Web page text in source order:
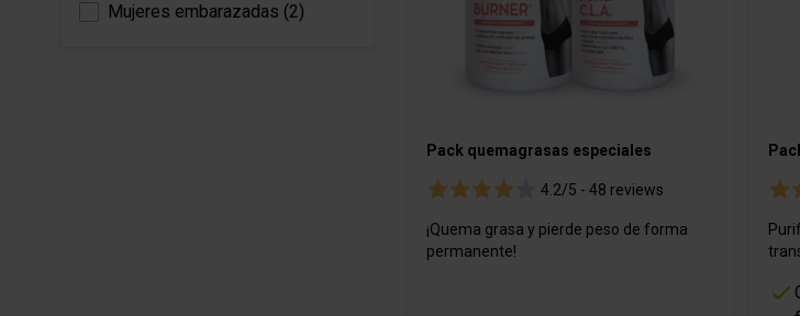
Mujeres embarazadas (2)
Pack quemagrasas especiales
4.2/5 - 48 reviews
¡Quema grasa y pierde peso de forma
permanente!